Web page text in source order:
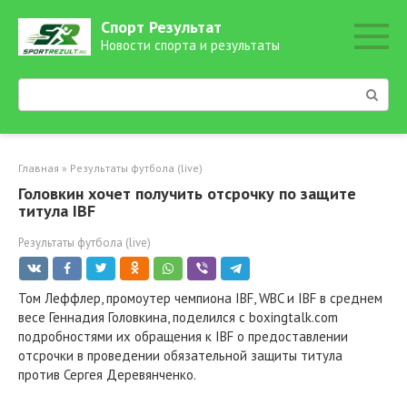
контенту
Спорт Результат
Новости спорта и результаты
Поиск:
Главная » Результаты футбола (live)
Головкин хочет получить отсрочку по защите
титула IBF
Результаты футбола (live)
Том Леффлер, промоутер чемпиона IBF, WBC и IBF в среднем
весе Геннадия Головкина, поделился с boxingtalk.com
подробностями их обращения к IBF о предоставлении
отсрочки в проведении обязательной защиты титула
против Сергея Деревянченко.